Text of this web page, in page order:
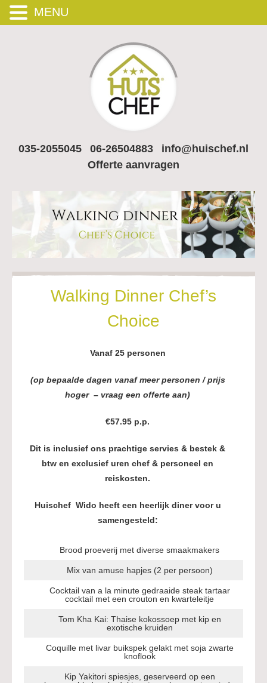
035-2055045 06-26504883
info@huischef.nl
Offerte aanvragen
Walking Dinner Chef’s
Choice
Vanaf 25 personen
(op bepaalde dagen vanaf meer personen /prijs
hoger– vraag een offerte aan)
€57.95 p.p.
Dit is inclusief ons prachtige servies & bestek &
btw en exclusief uren chef & personeel en
reiskosten.
Huischef Wido heeft een heerlijk diner voor u
samengesteld:
Brood proeverij met diverse smaakmakers
Mix van amuse hapjes (2 per persoon)
Cocktail van a la minute gedraaide steak tartaar
cocktail met een crouton en kwarteleitje
Tom Kha Kai: Thaise kokossoep met kip en
exotische kruiden
Coquille met livar buikspek gelakt met soja zwarte
knoflook
Kip Yakitori spiesjes, geserveerd op een
MENU